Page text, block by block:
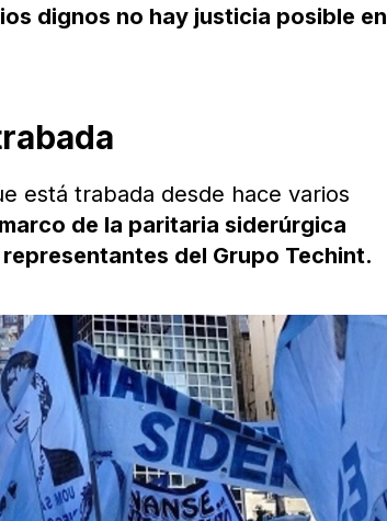
dignos no hay justicia posible en
está trabada desde hace varios
de la paritaria siderúrgica
del Grupo Techint.